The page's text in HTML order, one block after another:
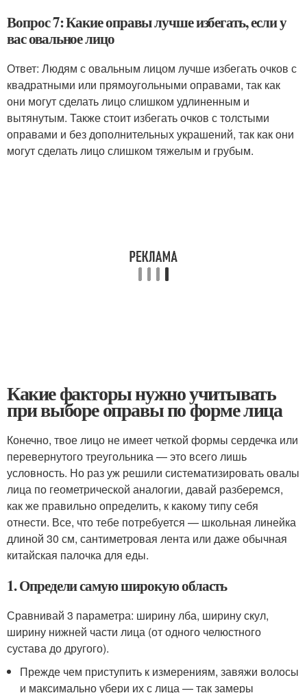
Вопрос 7: Какие оправы лучше избегать, если у
вас овальное лицо
Ответ: Людям с овальным лицом лучше избегать очков с
квадратными или прямоугольными оправами, так как
они могут сделать лицо слишком удлиненным и
вытянутым. Также стоит избегать очков с толстыми
оправами и без дополнительных украшений, так как они
могут сделать лицо слишком тяжелым и грубым.
Какие факторы нужно учитывать
при выборе оправы по форме лица
Конечно, твое лицо не имеет четкой формы сердечка или
перевернутого треугольника — это всего лишь
условность. Но раз уж решили систематизировать овалы
лица по геометрической аналогии, давай разберемся,
как же правильно определить, к какому типу себя
отнести. Все, что тебе потребуется — школьная линейка
длиной 30 см, сантиметровая лента или даже обычная
китайская палочка для еды.
1. Определи самую широкую область
Сравнивай 3 параметра: ширину лба, ширину скул,
ширину нижней части лица (от одного челюстного
сустава до другого).
Прежде чем приступить к измерениям, завяжи волосы
и максимально убери их с лица — так замеры